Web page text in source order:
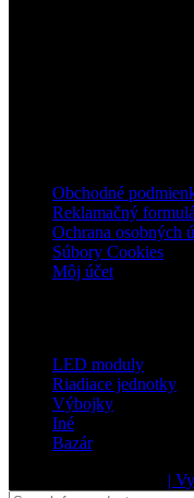
Obchodné
Reklamačný
Ochrana osobných
Súbory Cookies
Môj účet
LED moduly
Riadiace jednotky
Výbojky
Iné
Bazár
|